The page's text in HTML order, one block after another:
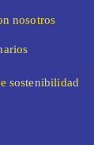
nosotros
sostenibilidad